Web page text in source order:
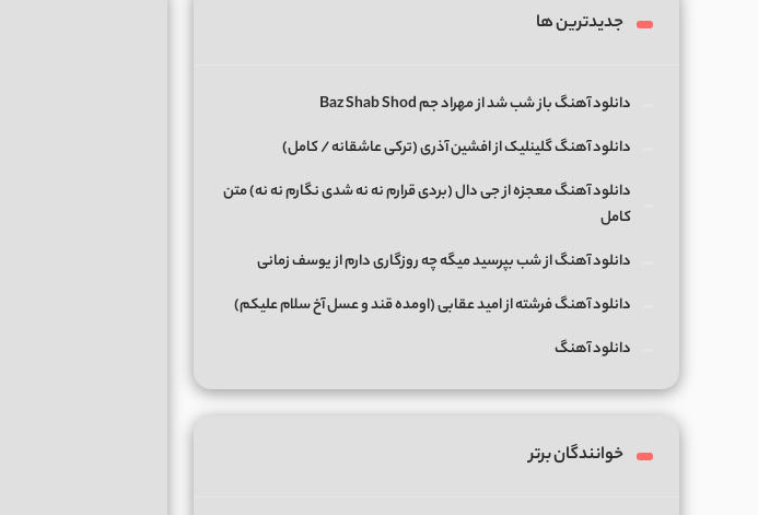
جدیدترین ها
دانلود آهنگ باز شب شد از مهراد جم Baz Shab Shod
دانلود آهنگ گلینلیک از افشین آذری (ترکی عاشقانه / کامل)
دانلود آهنگ معجزه از جی دال (بردی قرارم نه نه شدی نگارم نه نه) متن
کامل
دانلود آهنگ از شب بپرسید میگه چه روزگاری دارم از یوسف زمانی
دانلود آهنگ فرشته از امید عقابی (اومده قند و عسل آخ سلام علیکم)
دانلود آهنگ
خوانندگان برتر